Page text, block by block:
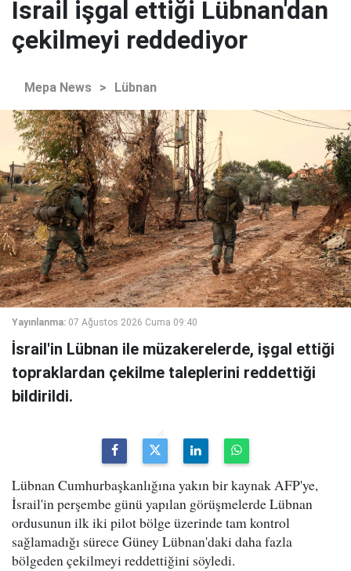
İsrail işgal ettiği Lübnan'dan
çekilmeyi reddediyor
Mepa News > Lübnan
Yayınlanma: 07 Ağustos 2026 Cuma 09:40
İsrail'in Lübnan ile müzakerelerde, işgal ettiği
topraklardan çekilme taleplerini reddettiği
bildirildi.
Lübnan Cumhurbaşkanlığına yakın bir kaynak AFP'ye,
İsrail'in perşembe günü yapılan görüşmelerde Lübnan
ordusunun ilk iki pilot bölge üzerinde tam kontrol
sağlamadığı sürece Güney Lübnan'daki daha fazla
bölgeden çekilmeyi reddettiğini söyledi.